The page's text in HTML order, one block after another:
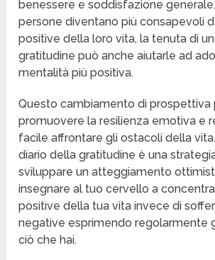
benessere e soddisfazione
persone diventano più consapevoli
positive della loro vita, la tenuta di
gratitudine può anche aiutarle ad
mentalità più positiva.
Questo cambiamento di prospettiva
promuovere la resilienza emotiva e
facile affrontare gli ostacoli della
diario della gratitudine è una
sviluppare un atteggiamento
insegnare al tuo cervello a
positive della tua vita invece di
negative esprimendo regolarmente
ciò che hai.